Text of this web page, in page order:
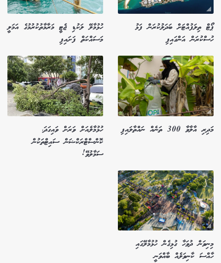
ޕޯޓް ތިލަފުއްޓަށް ބަދަލުކުރަން ފަޅު
ހުސްކުރަން އަންގައިފި
ހުޅުމާލޭ ލަކުޑި ޖެޓީ މަރާމާތުކުރުމުގެ އަމަލީ
މަސައްކަތް ފަށައިފި
މަދިރި އާލާވާ 300 ތަނެއް ނައްތާލައިފި
ހުޅުމާލެއަށް ވަރަށް ވައިގަދަ،
ކޮންސްޓްރަކްޝަން ސައިޓްތަކުން
ސަމާލުވޭ!
މިނިވަން ދުވަހާ ގުޅިގެން ހުޅުމާލޭގައި
ހާއްސަ ކާނިވަލެއް ބާއްވަނީ